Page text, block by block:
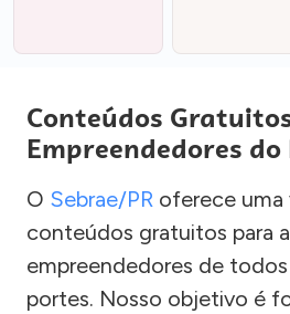
Conteúdos
Empreendedores do
O Sebrae/PR oferece uma
conteúdos gratuitos para
empreendedores de
portes. Nosso objetivo é